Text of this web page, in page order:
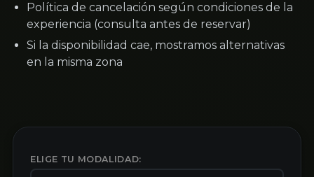
Política de cancelación según condiciones de la
experiencia (consulta antes de reservar)
Si la disponibilidad cae, mostramos alternativas
en la misma zona
ELIGE TU MODALIDAD: